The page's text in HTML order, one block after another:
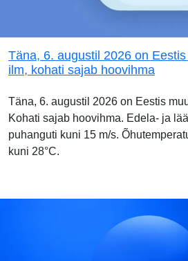
Täna, 6. augustil 2026 on
ilm, kohati sajab hoovihma
Täna, 6. augustil 2026 on Eestis
Kohati sajab hoovihma. Edela- ja
puhanguti kuni 15 m/s.
kuni 28°C.